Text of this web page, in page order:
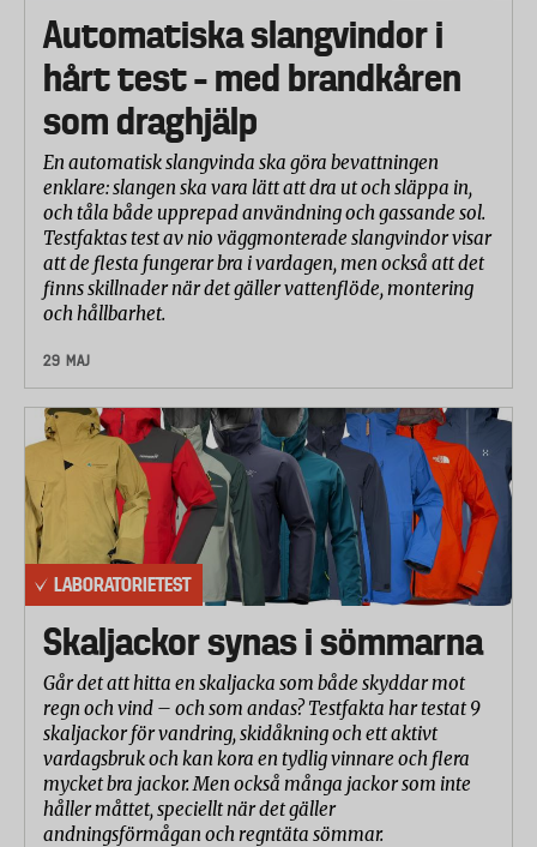
Automatiska slangvindor i
hårt test – med brandkåren
som draghjälp
En automatisk slangvinda ska göra bevattningen
enklare: slangen ska vara lätt att dra ut och släppa in,
och tåla både upprepad användning och gassande sol.
Testfaktas test av nio väggmonterade slangvindor visar
att de flesta fungerar bra i vardagen, men också att det
finns skillnader när det gäller vattenflöde, montering
och hållbarhet.
29 MAJ
LABORATORIETEST
Skaljackor synas i sömmarna
Går det att hitta en skaljacka som både skyddar mot
regn och vind – och som andas? Testfakta har testat 9
skaljackor för vandring, skidåkning och ett aktivt
vardagsbruk och kan kora en tydlig vinnare och flera
mycket bra jackor. Men också många jackor som inte
håller måttet, speciellt när det gäller
andningsförmågan och regntäta sömmar.